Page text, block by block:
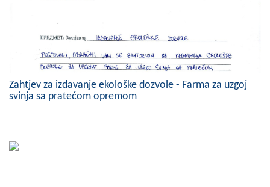
Zamjenik načelnika
Izvještaj o radu načelnika
SKUPŠTINA
Zahtjev za izdavanje ekološke dozvole - Farma za uzgoj
svinja sa pratećom opremom